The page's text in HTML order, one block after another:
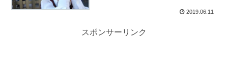
2019.06.11
スポンサーリンク